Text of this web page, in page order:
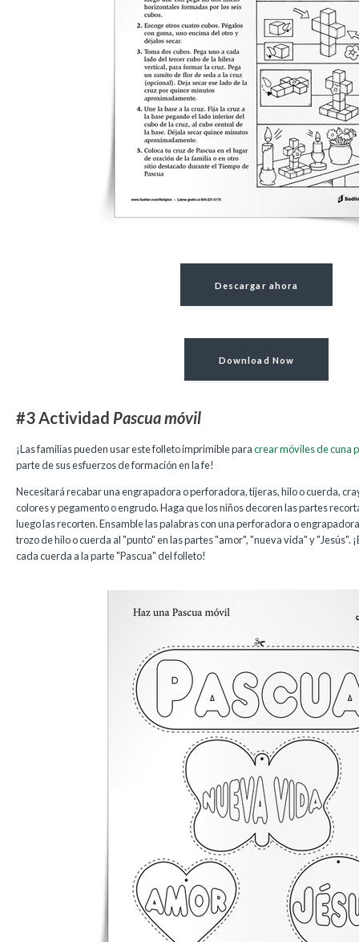
Descargar ahora
Download Now
#3 Actividad Pascua móvil
¡Las familias pueden usar este folleto imprimible paracrear móviles de cuna
parte de sus esfuerzos de formación en la fe!
Necesitará recabar una engrapadora o perforadora, tijeras, hilo o cuerda,
colores y pegamento o engrudo. Haga que los niños decoren las partes
luego las recorten. Ensamble las palabras con una perforadora o
trozo de hilo o cuerda al "punto" en las partes "amor", "nueva vida" y "Jesús".
cada cuerda a la parte "Pascua" del folleto!